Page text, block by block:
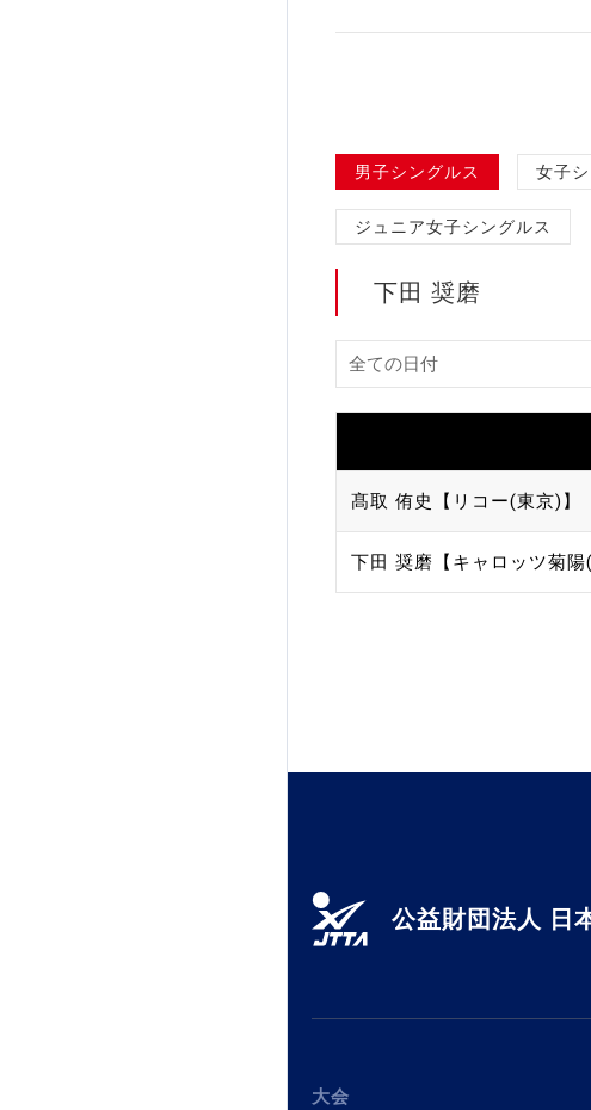
スポーツ振興くじ助成事業
加盟団体登録人数
関連組織一覧
販売品一覧
男子シングルス 女子
ジュニア女子シングルス
下田 奨磨
髙取 侑史【リコー(東京)】
下田 奨磨【キャロッツ菊陽(
公益財団法人 日
大会